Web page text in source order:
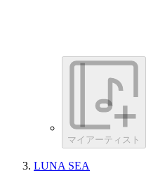
マイアーティスト
LUNA SEA